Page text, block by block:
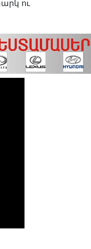
ու